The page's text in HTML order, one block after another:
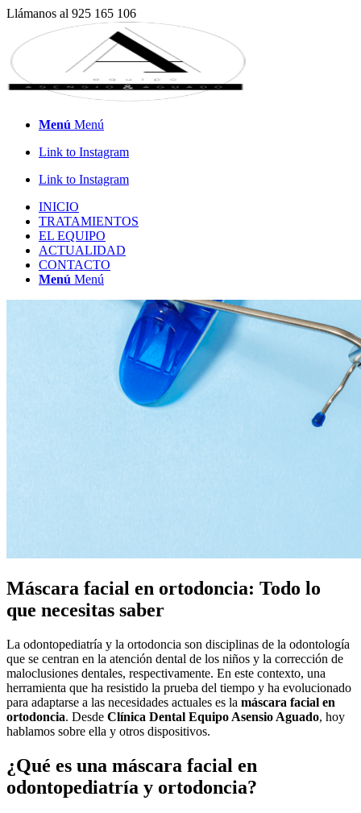
Llámanos al 925 165 106
Menú Menú
Link to Instagram
Link to Instagram
INICIO
TRATAMIENTOS
EL EQUIPO
ACTUALIDAD
CONTACTO
Menú Menú
Máscara facial en ortodoncia: Todo lo
que necesitas saber
La odontopediatría y la ortodoncia son disciplinas de la odontología
que se centran en la atención dental de los niños y la corrección de
maloclusiones dentales, respectivamente. En este contexto, una
herramienta que ha resistido la prueba del tiempo y ha evolucionado
para adaptarse a las necesidades actuales es la máscara facial en
ortodoncia. Desde Clínica Dental Equipo Asensio Aguado, hoy
hablamos sobre ella y otros dispositivos.
¿Qué es una máscara facial en
odontopediatría y ortodoncia?